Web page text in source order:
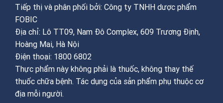
Tiếp thị và phân phối bởi: Công ty TNHH dược phẩm
FOBIC
Địa chỉ: Lô TT09, Nam Đô Complex, 609 Trương Định,
Hoàng Mai, Hà Nội
Điện thoại: 1800 6802
Thực phẩm này không phải là thuốc, không thay thế
thuốc chữa bệnh. Tác dụng của sản phẩm phụ thuộc cơ
địa mỗi người.